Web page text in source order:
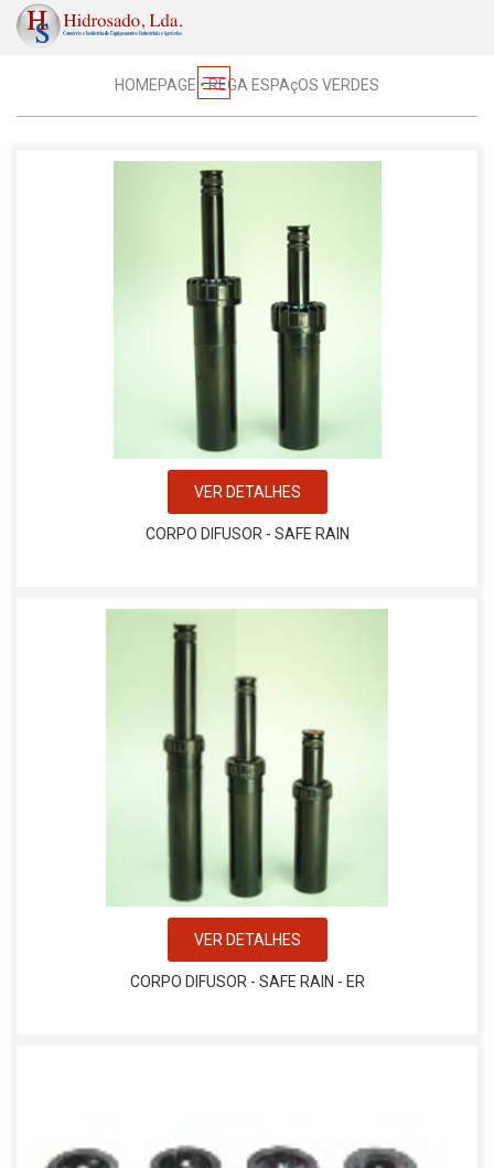
HOMEPAGE •REGA ESPAçOS VERDES
VER DETALHES
CORPO DIFUSOR - SAFE RAIN
VER DETALHES
CORPO DIFUSOR - SAFE RAIN - ER